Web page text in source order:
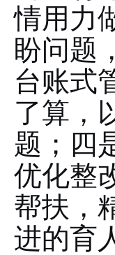
情用力
盼问题
台账式
了算，
题；四
优化整
帮扶，
进的育